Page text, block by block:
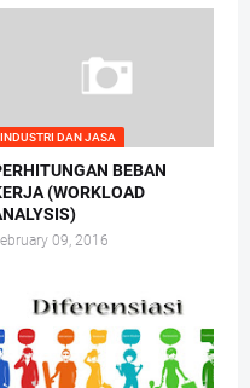
INDUSTRI DAN JASA
BEBAN
(WORKLOAD
09, 2016